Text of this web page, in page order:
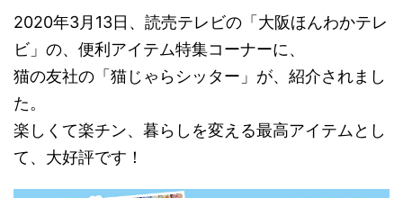
2020年3月13日、読売テレビの「大阪ほんわかテレ
ビ」の、便利アイテム特集コーナーに、
猫の友社の「猫じゃらシッター」が、紹介されまし
た。
楽しくて楽チン、暮らしを変える最高アイテムとし
て、大好評です！